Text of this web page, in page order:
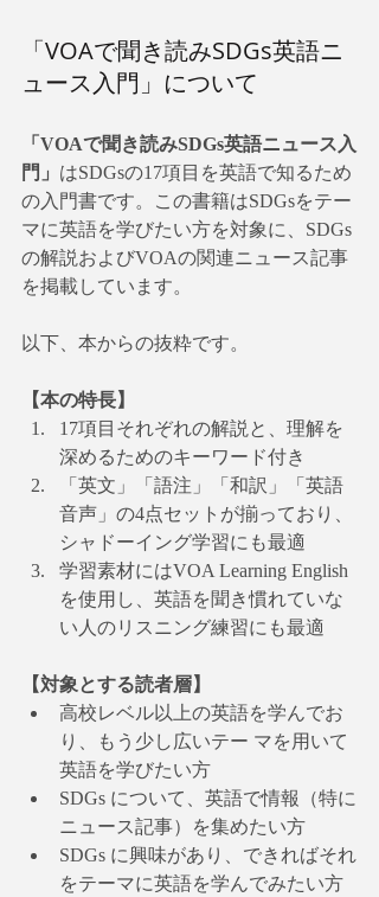
「VOAで聞き読みSDGs英語ニ
ュース入門」について
「VOAで聞き読みSDGs英語ニュース入
門」 はSDGsの17項目を英語で知るため
の入門書です。この書籍はSDGsをテー
マに英語を学びたい方を対象に、SDGs
の解説およびVOAの関連ニュース記事
を掲載しています。
以下、本からの抜粋です。
【本の特長】
17項目それぞれの解説と、理解を
深めるためのキーワード付き
「英文」「語注」「和訳」「英語
音声」の4点セットが揃っており、
シャドーイング学習にも最適
学習素材にはVOA Learning English
を使用し、英語を聞き慣れていな
い人のリスニング練習にも最適
【対象とする読者層】
高校レベル以上の英語を学んでお
り、もう少し広いテー マを用いて
英語を学びたい方
SDGs について、英語で情報（特に
ニュース記事）を集めたい方
SDGs に興味があり、できればそれ
をテーマに英語を学んでみたい方